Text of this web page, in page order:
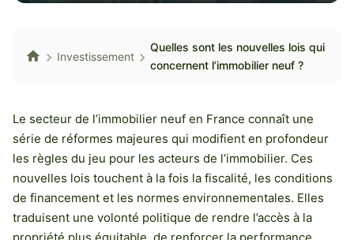
Investissement
Quelles sont les nouvelles lois qui
concernent l’immobilier neuf ?
Le secteur de l’immobilier neuf en France connaît une
série de réformes majeures qui modifient en profondeur
les règles du jeu pour les acteurs de l’immobilier. Ces
nouvelles lois touchent à la fois la fiscalité, les conditions
de financement et les normes environnementales. Elles
traduisent une volonté politique de rendre l’accès à la